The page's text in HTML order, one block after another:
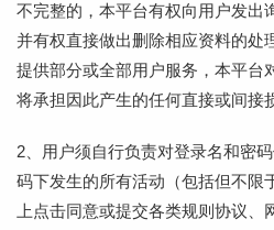
不完整的，本平台有权向用户发出
并有权直接做出删除相应资料的处
提供部分或全部用户服务，本平台
将承担因此产生的任何直接或间接
2、用户须自行负责对登录名和密
码下发生的所有活动（包括但不限
上点击同意或提交各类规则协议